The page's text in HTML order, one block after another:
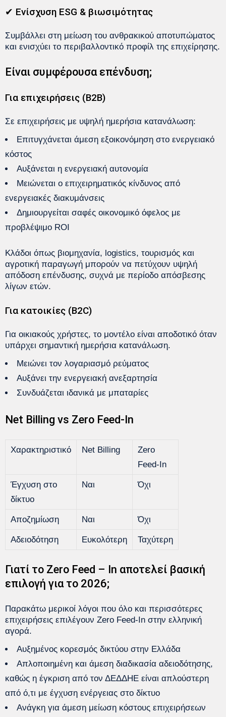
✔ Ενίσχυση ESG & βιωσιμότητας
Συμβάλλει στη μείωση του ανθρακικού αποτυπώματος
και ενισχύει το περιβαλλοντικό προφίλ της επιχείρησης.
Είναι συμφέρουσα επένδυση;
Για επιχειρήσεις (B2B)
Σε επιχειρήσεις με υψηλή ημερήσια κατανάλωση:
Επιτυγχάνεται άμεση εξοικονόμηση στο ενεργειακό
κόστος
Αυξάνεται η ενεργειακή αυτονομία
Μειώνεται ο επιχειρηματικός κίνδυνος από
ενεργειακές διακυμάνσεις
Δημιουργείται σαφές οικονομικό όφελος με
προβλέψιμο ROI
Κλάδοι όπως βιομηχανία, logistics, τουρισμός και
αγροτική παραγωγή μπορούν να πετύχουν υψηλή
απόδοση επένδυσης, συχνά με περίοδο απόσβεσης
λίγων ετών.
Για κατοικίες (B2C)
Για οικιακούς χρήστες, το μοντέλο είναι αποδοτικό όταν
υπάρχει σημαντική ημερήσια κατανάλωση.
Μειώνει τον λογαριασμό ρεύματος
Αυξάνει την ενεργειακή ανεξαρτησία
Συνδυάζεται ιδανικά με μπαταρίες
Net Billing vs Zero Feed-In
Χαρακτηριστικό Net Billing
Zero
Feed-In
Έγχυση στο
δίκτυο
Ναι Όχι
Αποζημίωση Ναι Όχι
Αδειοδότηση Ευκολότερη Ταχύτερη
Γιατί το Zero Feed – In αποτελεί βασική
επιλογή για το 2026;
Παρακάτω μερικοί λόγοι που όλο και περισσότερες
επιχειρήσεις επιλέγουν Zero Feed-In στην ελληνική
αγορά.
Αυξημένος κορεσμός δικτύου στην Ελλάδα
Απλοποιημένη και άμεση διαδικασία αδειοδότησης,
καθώς η έγκριση από τον ΔΕΔΔΗΕ είναι απλούστερη
από ό,τι με έγχυση ενέργειας στο δίκτυο
Ανάγκη για άμεση μείωση κόστους επιχειρήσεων